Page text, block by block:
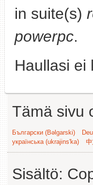
in suite(s)
powerpc.
Haullasi ei
Tämä sivu
Български (Bəlgarski)
українська (ukrajins'ka)
Sisältö: